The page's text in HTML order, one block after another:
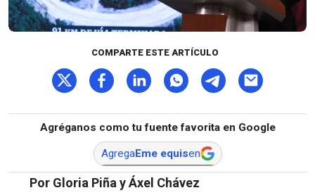
COMPARTE ESTE ARTÍCULO
Agréganos como tu fuente favorita en Google
AgregaEme equisen
Por Gloria Piña y Áxel Chávez